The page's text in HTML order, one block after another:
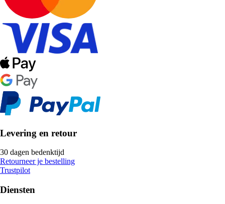
Levering en retour
30 dagen bedenktijd
Retourneer je bestelling
Trustpilot
Diensten